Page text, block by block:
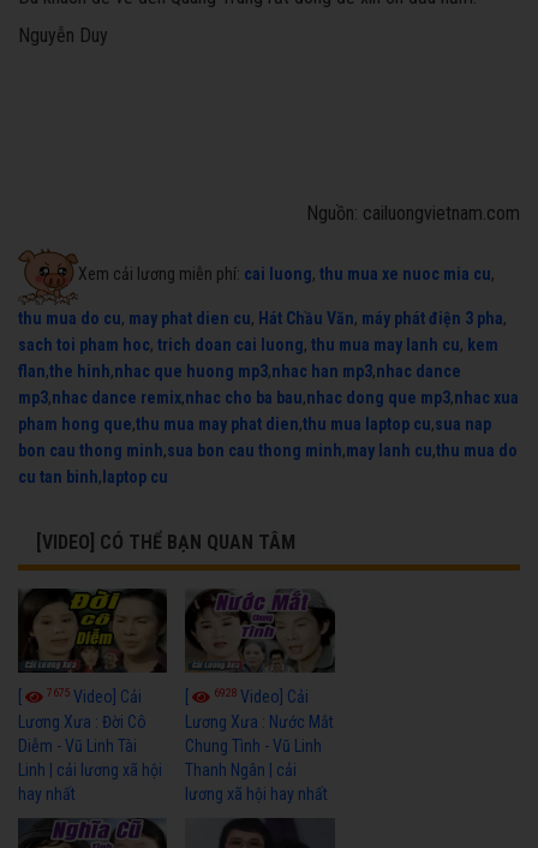
Nguyễn Duy
Nguồn: cailuongvietnam.com
Xem cải lương miễn phí: cai luong, thu mua xe nuoc mia cu,
thu mua do cu, may phat dien cu, Hát Chầu Văn, máy phát điện 3 pha,
sach toi pham hoc, trich doan cai luong, thu mua may lanh cu, kem
flan,the hinh,nhac que huong mp3,nhac han mp3,nhac dance
mp3,nhac dance remix,nhac cho ba bau,nhac dong que mp3,nhac xua
pham hong que,thu mua may phat dien,thu mua laptop cu,sua nap
bon cau thong minh,sua bon cau thong minh,may lanh cu,thu mua do
cu tan binh, laptop cu
[VIDEO] CÓ THỂ BẠN QUAN TÂM
7675 Video] Cải
Lương Xưa : Đời Cô
Diễm - Vũ Linh Tài
Linh | cải lương xã hội
hay nhất
6928Video] Cải
Lương Xưa : Nước Mắt
Chung Tình - Vũ Linh
Thanh Ngân | cải
lương xã hội hay nhất